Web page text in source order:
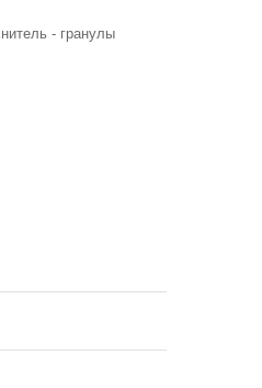
- гранулы